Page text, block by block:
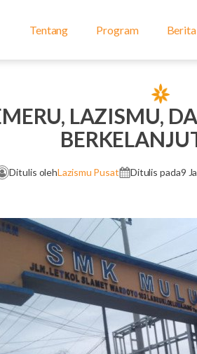
Tentang Program Berita
LAZISMU,
Ditulis olehLazismu Pusat Ditulis pada9